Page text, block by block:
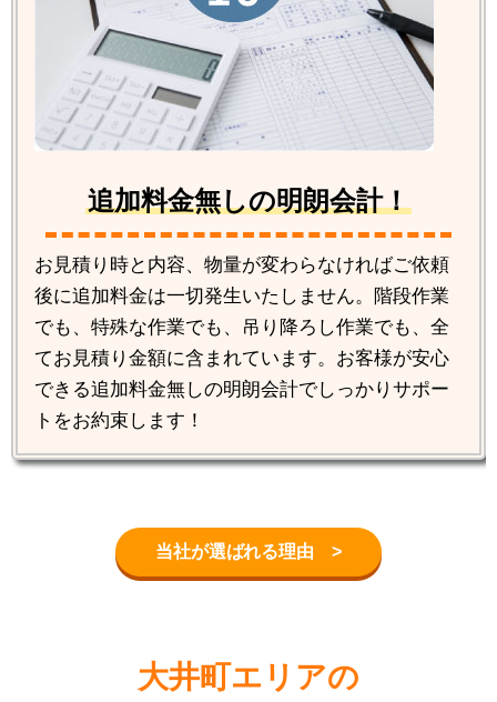
追加料金無しの明朗会計！
お見積り時と内容、物量が変わらなければご依頼
後に追加料金は一切発生いたしません。階段作業
でも、特殊な作業でも、吊り降ろし作業でも、全
てお見積り金額に含まれています。お客様が安心
できる追加料金無しの明朗会計でしっかりサポー
トをお約束します！
当社が選ばれる理由 >
大井町エリアの